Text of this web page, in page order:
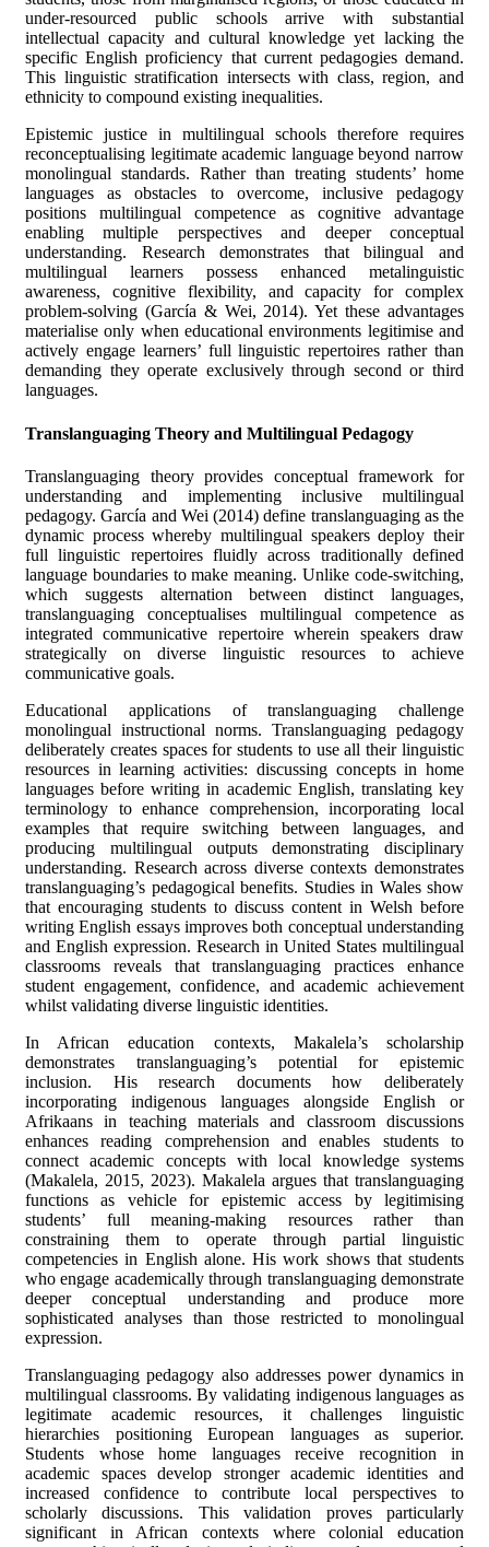
under-resourced public schools arrive with substantial
intellectual capacity and cultural knowledge yet lacking the
specific English proficiency that current pedagogies demand.
This linguistic stratification intersects with class, region, and
ethnicity to compound existing inequalities.
Epistemic justice in multilingual schools therefore requires
reconceptualising legitimate academic language beyond narrow
monolingual standards. Rather than treating students’ home
languages as obstacles to overcome, inclusive pedagogy
positions multilingual competence as cognitive advantage
enabling multiple perspectives and deeper conceptual
understanding. Research demonstrates that bilingual and
multilingual learners possess enhanced metalinguistic
awareness, cognitive flexibility, and capacity for complex
problem-solving (García & Wei, 2014). Yet these advantages
materialise only when educational environments legitimise and
actively engage learners’ full linguistic repertoires rather than
demanding they operate exclusively through second or third
languages.
Translanguaging Theory and Multilingual Pedagogy
Translanguaging theory provides conceptual framework for
understanding and implementing inclusive multilingual
pedagogy. García and Wei (2014) define translanguaging as the
dynamic process whereby multilingual speakers deploy their
full linguistic repertoires fluidly across traditionally defined
language boundaries to make meaning. Unlike code-switching,
which suggests alternation between distinct languages,
translanguaging conceptualises multilingual competence as
integrated communicative repertoire wherein speakers draw
strategically on diverse linguistic resources to achieve
communicative goals.
Educational applications of translanguaging challenge
monolingual instructional norms. Translanguaging pedagogy
deliberately creates spaces for students to use all their linguistic
resources in learning activities: discussing concepts in home
languages before writing in academic English, translating key
terminology to enhance comprehension, incorporating local
examples that require switching between languages, and
producing multilingual outputs demonstrating disciplinary
understanding. Research across diverse contexts demonstrates
translanguaging’s pedagogical benefits. Studies in Wales show
that encouraging students to discuss content in Welsh before
writing English essays improves both conceptual understanding
and English expression. Research in United States multilingual
classrooms reveals that translanguaging practices enhance
student engagement, confidence, and academic achievement
whilst validating diverse linguistic identities.
In African education contexts, Makalela’s scholarship
demonstrates translanguaging’s potential for epistemic
inclusion. His research documents how deliberately
incorporating indigenous languages alongside English or
Afrikaans in teaching materials and classroom discussions
enhances reading comprehension and enables students to
connect academic concepts with local knowledge systems
(Makalela, 2015, 2023). Makalela argues that translanguaging
functions as vehicle for epistemic access by legitimising
students’ full meaning-making resources rather than
constraining them to operate through partial linguistic
competencies in English alone. His work shows that students
who engage academically through translanguaging demonstrate
deeper conceptual understanding and produce more
sophisticated analyses than those restricted to monolingual
expression.
Translanguaging pedagogy also addresses power dynamics in
multilingual classrooms. By validating indigenous languages as
legitimate academic resources, it challenges linguistic
hierarchies positioning European languages as superior.
Students whose home languages receive recognition in
academic spaces develop stronger academic identities and
increased confidence to contribute local perspectives to
scholarly discussions. This validation proves particularly
significant in African contexts where colonial education